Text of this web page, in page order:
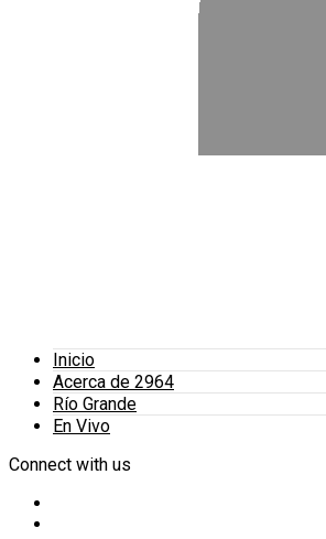
Inicio
Acerca de 2964
Río Grande
En Vivo
Connect with us